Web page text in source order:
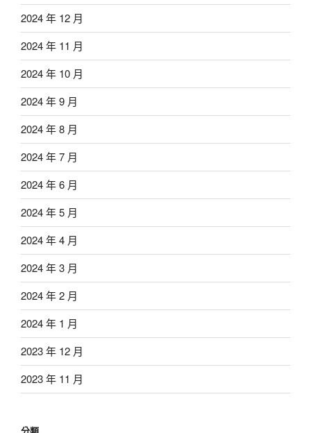
2024 年 12 月
2024 年 11 月
2024 年 10 月
2024 年 9 月
2024 年 8 月
2024 年 7 月
2024 年 6 月
2024 年 5 月
2024 年 4 月
2024 年 3 月
2024 年 2 月
2024 年 1 月
2023 年 12 月
2023 年 11 月